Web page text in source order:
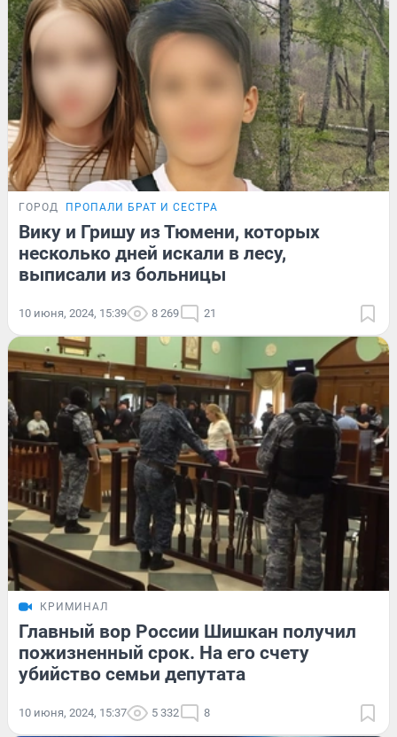
ГОРОД ПРОПАЛИ БРАТ И СЕСТРА
Вику и Гришу из Тюмени, которых
несколько дней искали в лесу,
выписали из больницы
10 июня, 2024, 15:39 8 269 21
КРИМИНАЛ
Главный вор России Шишкан получил
пожизненный срок. На его счету
убийство семьи депутата
10 июня, 2024, 15:37 5 332 8